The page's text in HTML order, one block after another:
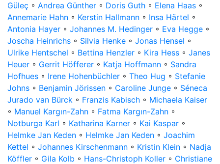
Güleç ◦ Andrea Günther ◦ Doris Guth ◦ Elena Haas ◦
Annemarie Hahn ◦ Kerstin Hallmann ◦ Insa Härtel ◦
Antonia Hayer ◦ Johannes M. Hedinger ◦ Eva Hegge ◦
Joscha Heinrichs ◦ Silvia Henke ◦ Jonas Hensel ◦
Ulrike Hentschel ◦ Bettina Henzler ◦ Kira Hess ◦ Janes
Heuer ◦ Gerrit Höfferer ◦ Katja Hoffmann ◦ Sandra
Hofhues ◦ Irene Hohenbüchler ◦ Theo Hug ◦ Stefanie
Johns ◦ Benjamin Jörissen ◦ Caroline Junge ◦ Séneca
Jurado van Bürck ◦ Franzis Kabisch ◦ Michaela Kaiser
◦ Manuel Kargın-Zahn ◦ Fatma Kargın-Zahn ◦
Notburga Karl ◦ Katharina Karner ◦ Kai Kaspar ◦
Helmke Jan Keden ◦ Helmke Jan Keden ◦ Joachim
Kettel ◦ Johannes Kirschenmann ◦ Kristin Klein ◦ Nadja
Köffler ◦ Gila Kolb ◦ Hans-Christoph Koller ◦ Christiane